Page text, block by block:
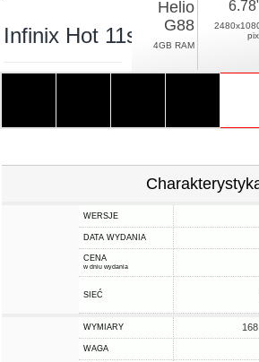
Infinix Hot 11s
Helio
G88
4GB RAM
pix.
WERSJE
DATA WYDANIA
CENA
w dniu wydania
SIEĆ
WYMIARY
WAGA